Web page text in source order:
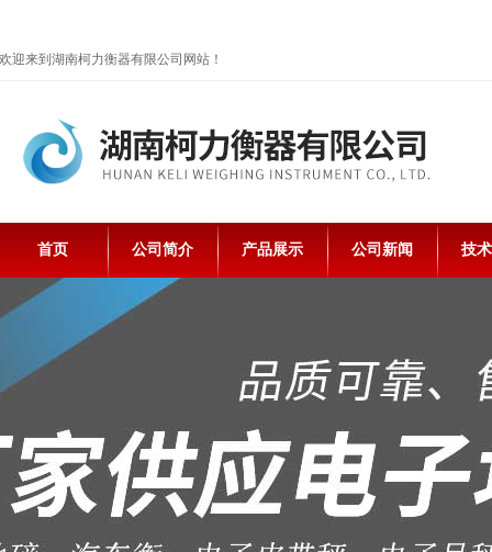
欢迎来到湖南柯力衡器有限公司网站！
首页 公司简介 产品展示 公司新闻 技